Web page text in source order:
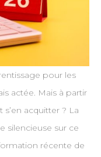
pour les
actée. Mais à partir
acquitter ? La
silencieuse sur ce
récente de